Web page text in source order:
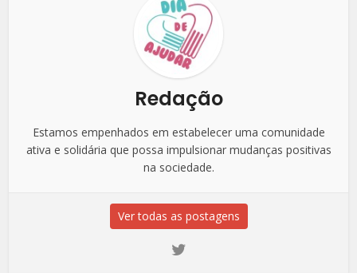
Redação
Estamos empenhados em estabelecer uma comunidade
ativa e solidária que possa impulsionar mudanças positivas
na sociedade.
Ver todas as postagens